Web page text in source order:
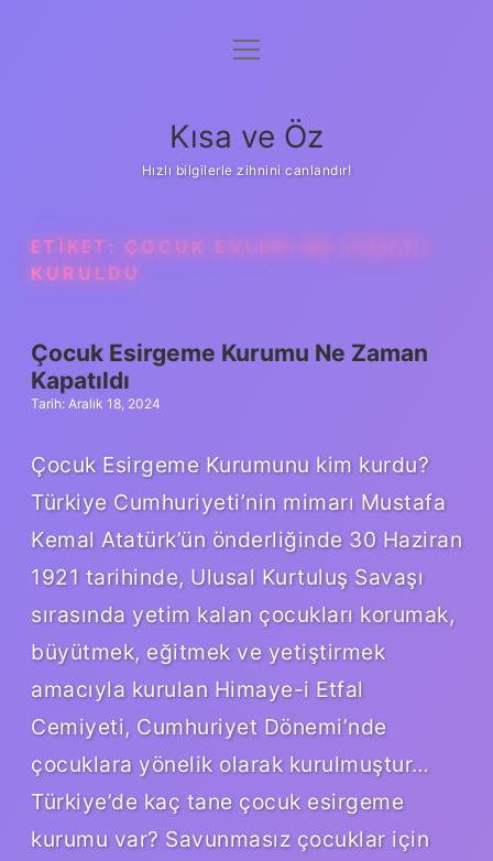
Anasayfa
Yasal Uyarı
menüyü
Kısa ve Öz
Hızlı bilgilerle zihnini canlandır!
ETIKET: ÇOCUK EVLERI NE ZAMAN
KURULDU
Çocuk Esirgeme Kurumu Ne Zaman
Kapatıldı
Tarih: Aralık 18, 2024
Çocuk Esirgeme Kurumunu kim kurdu?
Türkiye Cumhuriyeti’nin mimarı Mustafa
Kemal Atatürk’ün önderliğinde 30 Haziran
1921 tarihinde, Ulusal Kurtuluş Savaşı
sırasında yetim kalan çocukları korumak,
büyütmek, eğitmek ve yetiştirmek
amacıyla kurulan Himaye-i Etfal
Cemiyeti, Cumhuriyet Dönemi’nde
çocuklara yönelik olarak kurulmuştur…
Türkiye’de kaç tane çocuk esirgeme
kurumu var? Savunmasız çocuklar için